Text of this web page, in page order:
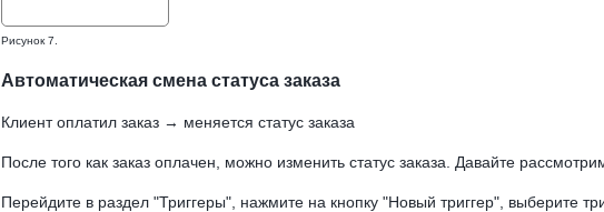
Рисунок 7.
Автоматическая смена статуса заказа
Клиент оплатил заказ → меняется статус заказа
После того как заказ оплачен, можно изменить статус заказа. Давайте
Перейдите в раздел "Триггеры", нажмите на кнопку "Новый триггер", выберите